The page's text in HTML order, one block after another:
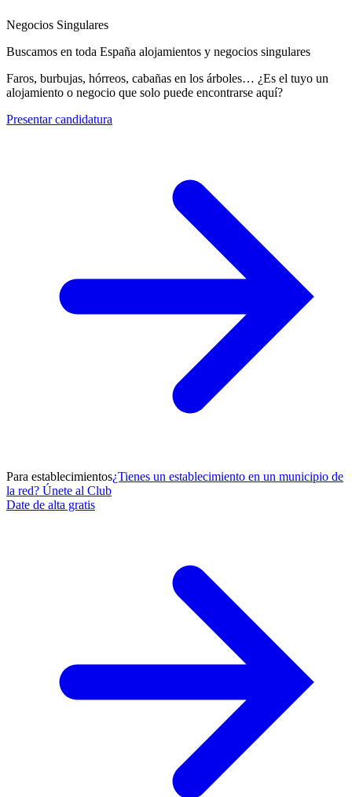
Negocios Singulares
Buscamos en toda España alojamientos y negocios singulares
Faros, burbujas, hórreos, cabañas en los árboles… ¿Es el tuyo un
alojamiento o negocio que solo puede encontrarse aquí?
Presentar candidatura
Para establecimientos¿Tienes un establecimiento en un municipio de
la red? Únete al Club
Date de alta gratis